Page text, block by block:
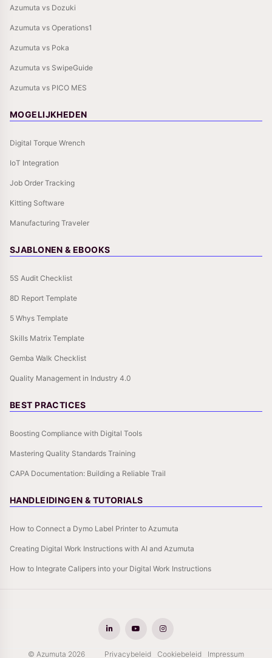
Azumuta vs Dozuki
Azumuta vs Operations1
Azumuta vs Poka
Azumuta vs SwipeGuide
Azumuta vs PICO MES
MOGELIJKHEDEN
Digital Torque Wrench
IoT Integration
Job Order Tracking
Kitting Software
Manufacturing Traveler
SJABLONEN & EBOOKS
5S Audit Checklist
8D Report Template
5 Whys Template
Skills Matrix Template
Gemba Walk Checklist
Quality Management in Industry 4.0
BEST PRACTICES
Boosting Compliance with Digital Tools
Mastering Quality Standards Training
CAPA Documentation: Building a Reliable Trail
HANDLEIDINGEN & TUTORIALS
How to Connect a Dymo Label Printer to Azumuta
Creating Digital Work Instructions with AI and Azumuta
How to Integrate Calipers into your Digital Work Instructions
© Azumuta 2026 Privacybeleid Cookiebeleid Impressum